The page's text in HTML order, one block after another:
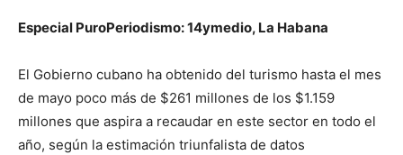
Especial PuroPeriodismo: 14ymedio, La Habana
El Gobierno cubano ha obtenido del turismo hasta el mes
de mayo poco más de $261 millones de los $1.159
millones que aspira a recaudar en este sector en todo el
año, según la estimación triunfalista de datos